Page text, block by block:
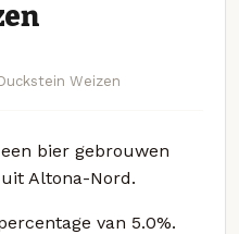
Weizen
bier gebrouwen
uit Altona-Nord.
van 5.0%.